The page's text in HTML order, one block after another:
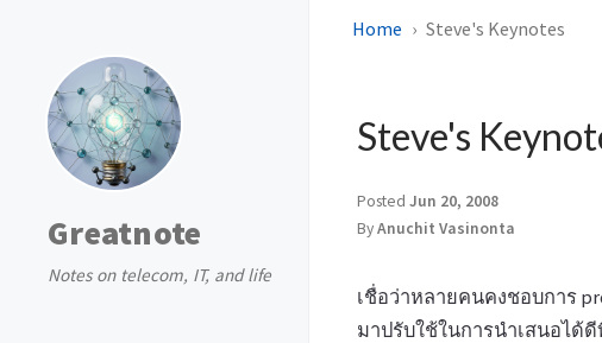
Greatnote
Notes on telecom, IT, and life
Home Steve's Keynotes
Steve's
Posted Jun 20, 2008
ByAnuchit Vasinonta
เชื่อว่าหลายคนคงชอบการ
มาปรับใช้ในการนำเสนอได้ดี